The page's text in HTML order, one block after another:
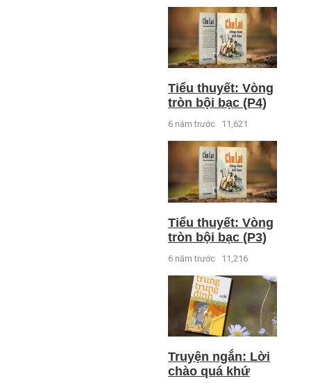
Tiểu thuyết: Vòng
tròn bội bạc (P4)
6 năm trước 11,621
Tiểu thuyết: Vòng
tròn bội bạc (P3)
6 năm trước 11,216
Truyện ngắn: Lời
chào quá khứ